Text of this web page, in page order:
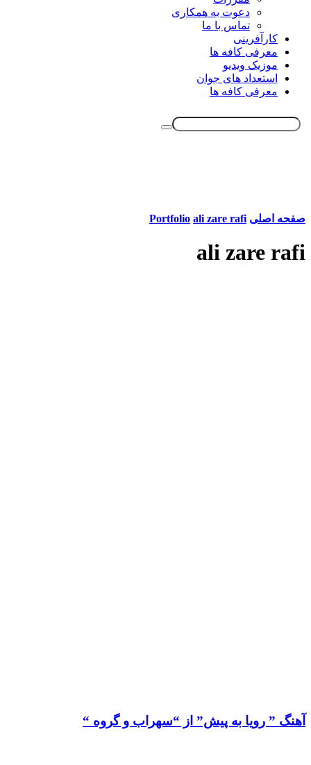
دعوت به همکاری
تماس با ما
کارآفرینی
معرفی کافه ها
موزیک ویدیو
استعداد های جوان
معرفی کافه ها
صفحه اصلی Portfolio ali zare rafi
ali zare rafi
آهنگ ” رویا به پیش” از “سهراب و گروه “